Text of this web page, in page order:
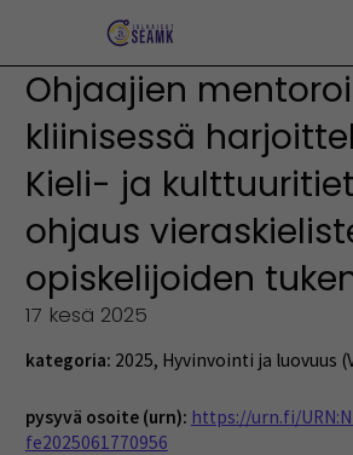
Ohjaajien
kliinisessä
Kieli- ja
ohjaus
opiskelijoiden
17 kesä 2025
kategoria: 2025, Hyvinvointi ja luovuus
pysyvä osoite (urn): https://urn.fi/
fe2025061770956